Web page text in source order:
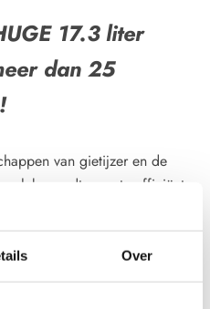
Over
17.3 liter
dan 25
van gietijzer en de
wordt warmte efficiënt
oppervlak
seasoning overbodig en de
worden gebruikt. In de open
open vuur of met houtskool